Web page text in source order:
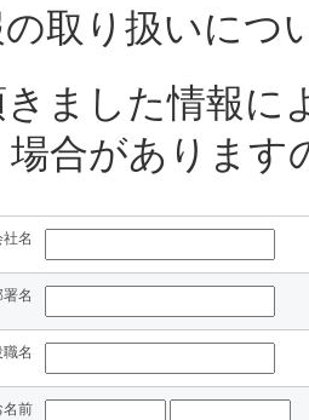
取り扱いにつ
ました情報に
場合があります
社名
署名
職名
名前